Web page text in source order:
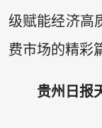
级赋能经济高
费市场的精彩
贵州日报